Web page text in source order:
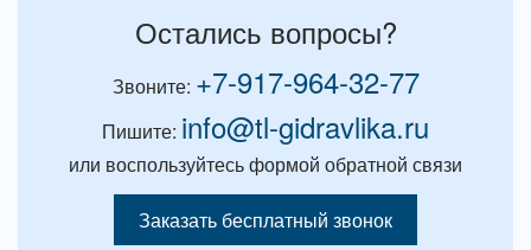
Остались вопросы?
Звоните: +7-917-964-32-77
Пишите: info@tl-gidravlika.ru
или воспользуйтесь формой обратной связи
Заказать бесплатный звонок